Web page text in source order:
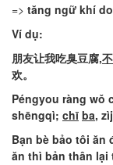
=> tăng ngữ khí do
Ví dụ:
朋友让我吃臭豆腐,
欢。
Péngyou ràng wǒ
shēngqì; chī ba,
Bạn bè bảo tôi ăn
ăn thì bản thân lại